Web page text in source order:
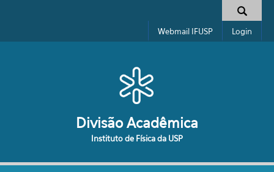
Formulário de busca
Webmail IFUSP Login
Divisão Acadêmica
Instituto de Física da USP